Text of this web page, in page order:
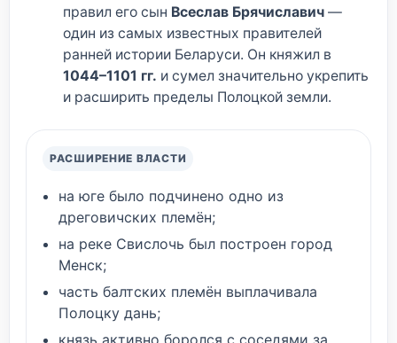
правил его сын Всеслав Брячиславич —
один из самых известных правителей
ранней истории Беларуси. Он княжил в
1044–1101 гг. и сумел значительно укрепить
и расширить пределы Полоцкой земли.
РАСШИРЕНИЕ ВЛАСТИ
на юге было подчинено одно из
дреговичских племён;
на реке Свислочь был построен город
Менск;
часть балтских племён выплачивала
Полоцку дань;
князь активно боролся с соседями за